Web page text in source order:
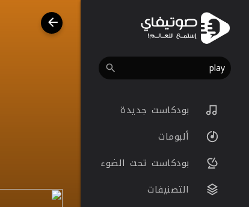
بودكاست جديدة
ألبومات
بودكاست تحت الضوء
التصنيفات